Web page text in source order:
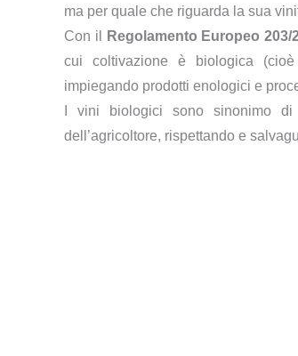
ma per quale che riguarda la sua
Con il
Regolamento Europeo 203/
cui coltivazione è biologica
impiegando prodotti enologici e
I vini biologici sono sinonimo
dell’agricoltore, rispettando e